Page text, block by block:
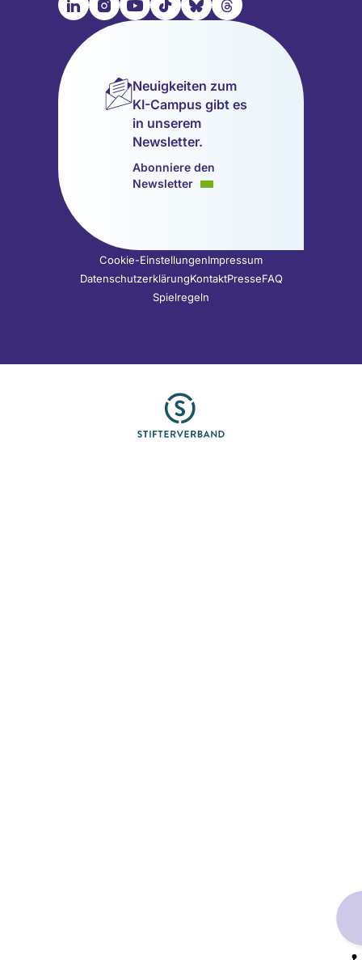

Besuche
unsere
LinkedIn
📹︎
Besuche
unsere
(wird
in
einem
neuen
geöffnet)
📺︎
Besuche
(wird
in
einem
neuen
Tab
geöffnet)
🎵︎
Besuche
(wird
in
einem
neuen
Tab
geöffnet)
🦋︎
Besuche
(wird
in
einem
neuen
Tab
geöffnet)
🧵︎
Besuche
unsere
(wird
in
Neuigkeiten zum
KI-Campus gibt es
in unserem
Newsletter.
Abonniere den
Newsletter
Cookie-EinstellungenImpressum
DatenschutzerklärungKontaktPresseFAQ
Spielregeln